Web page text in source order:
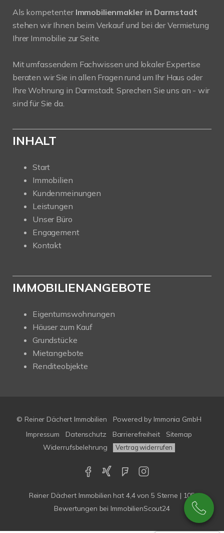
Als kompetenter Immobilienmakler in Darmstadt
stehen wir Ihnen beim Verkauf und bei der Vermietung
Ihrer Immobilie zur Seite.
Mit umfassendem Fachwissen und lokaler Expertise
beraten wir Sie in allen Fragen rund um Ihr Haus oder
Ihre Wohnung in Darmstadt. Sprechen Sie uns an - wir
sind für Sie da.
INHALT
Start
Immobilien
Kundenmeinungen
Leistungen
Unser Büro
Engagement
Kontakt
IMMOBILIENANGEBOTE
Eigentumswohnungen
Häuser zum Kauf
Grundstücke
Mietangebote
Renditeobjekte
© Reiner Dächert Immobilien Powered by Immonia GmbH
Impressum
Datenschutz Barrierefreiheit
Sitemap
Widerrufsbelehrung
Vertrag widerrufen
Reiner Dächert Immobilien hat 4,4von 5 Sterne | 105
Bewertungen bei ImmobilienScout24